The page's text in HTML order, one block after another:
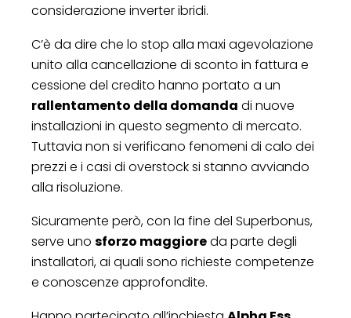
considerazione inverter ibridi.
C’è da dire che lo stop alla maxi agevolazione
unito alla cancellazione di sconto in fattura e
cessione del credito hanno portato a un
rallentamento della domanda di nuove
installazioni in questo segmento di mercato.
Tuttavia non si verificano fenomeni di calo dei
prezzi e i casi di overstock si stanno avviando
alla risoluzione.
Sicuramente però, con la fine del Superbonus,
serve uno sforzo maggioreda parte degli
installatori, ai quali sono richieste competenze
e conoscenze approfondite.